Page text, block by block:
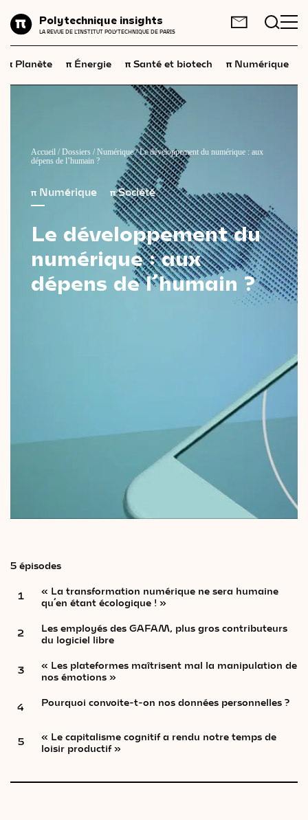
Polytechnique insights
LA REVUE DE L'INSTITUT POLYTECHNIQUE DE PARIS
Énergie
Santé
et biotech
Économie
Industrie
technologies
Société
Géopolitique
FR EN
π Planète π Énergie π Santé et biotech π Numérique
Accueil /Dossiers /Numérique/Le développement du numérique : aux
dépens de l’humain ?
π Numérique πSociété
Le développement du
numérique : aux
dépens de l’humain ?
5 épisodes
1
« La transformation numérique ne sera humaine
qu’en étant écologique ! »
2
Les employés des GAFAM, plus gros contributeurs
du logiciel libre
3
« Les plateformes maîtrisent mal la manipulation de
nos émotions »
4 Pourquoi convoite-t-on nos données personnelles ?
5
« Le capitalisme cognitif a rendu notre temps de
loisir productif »